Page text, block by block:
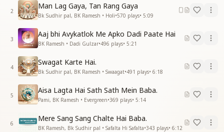
बनके फरिश्ता मीठी दादिमां
उड़ चली हो
बाबा के पास
बाबा के पास
सत्यता का बनके सूरज जगको हैं दिखलाई
कल्पवृक्ष के हर पत्ते को स्नेह शक्ति पहुंचाई
बाबा की सपूत बनकर
बनना सबको सिखाया
तेरी आचरण से दादी प्रभु को सबने पाया
मधुबन की मधु हो दादीमां
अब भी हो तुम अपने पास
2
Man Lag Gaya, Tan Rang Gaya
Bk Sudhir pal, BK Ramesh • Holi•570 plays• 5:09
3
Aaj bhi Avykatlok Me Apko Dadi Paate Hai
BK Ramesh • Dadi Gulzar•496 plays• 5:21
4
Swagat Karte Hai.
Bk Sudhir pal, BK Ramesh • Swaagat•491 plays• 6:18
5
Aisa Lagta Hai Sath Sath Mein Baba.
Pami, BK Ramesh • Evergreen•369 plays• 5:14
6
Mere Sang Sang Chalte Hai Baba.
BK Ramesh, Bk Sudhir pal • Safalta Hi Safalta•343 plays• 6:12